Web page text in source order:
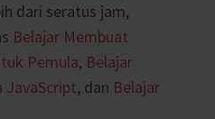
dari seratus jam,
Belajar Membuat
Pemula, Belajar
JavaScript, dan Belajar